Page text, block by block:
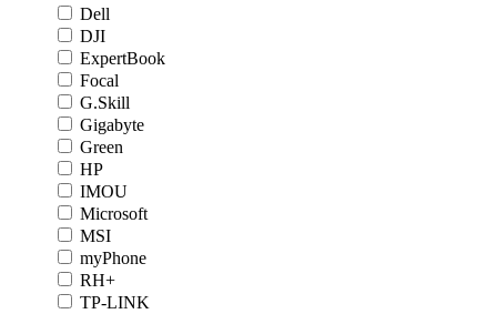
Dell
DJI
ExpertBook
Focal
G.Skill
Gigabyte
Green
HP
IMOU
Microsoft
MSI
myPhone
RH+
TP-LINK